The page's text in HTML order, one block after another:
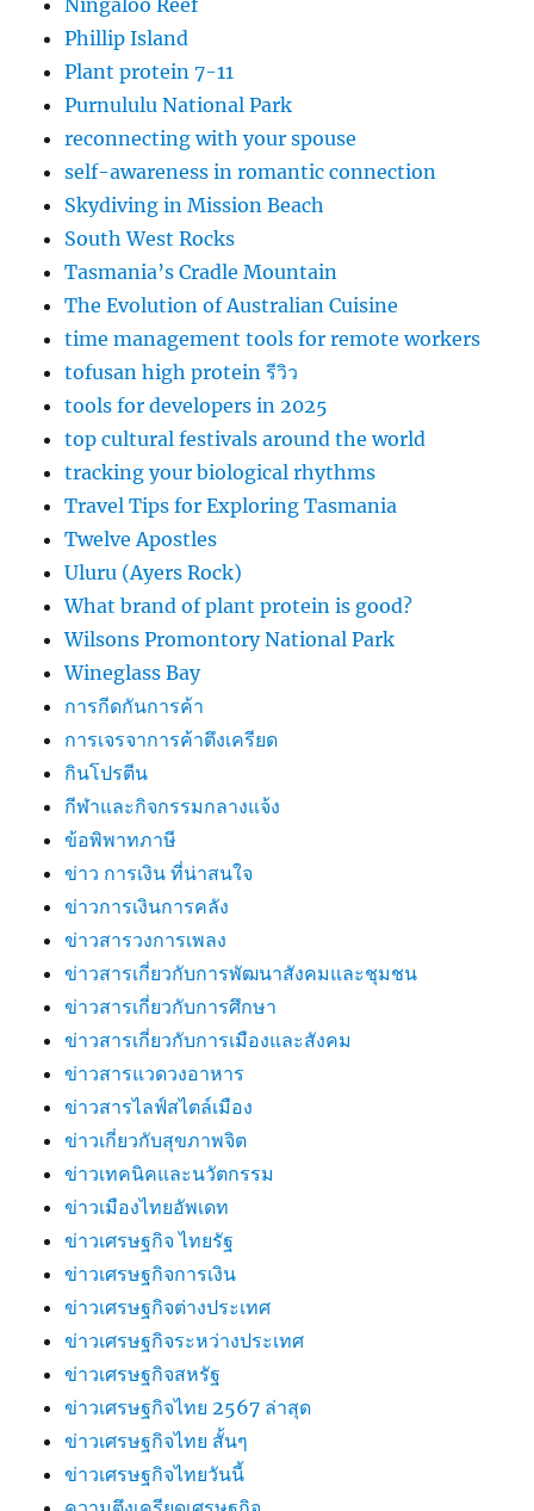
Ningaloo Reef
Phillip Island
Plant protein 7-11
Purnululu National Park
reconnecting with your spouse
self-awareness in romantic connection
Skydiving in Mission Beach
South West Rocks
Tasmania’s Cradle Mountain
The Evolution of Australian Cuisine
time management tools for remote workers
tofusan high protein รีวิว
tools for developers in 2025
top cultural festivals around the world
tracking your biological rhythms
Travel Tips for Exploring Tasmania
Twelve Apostles
Uluru (Ayers Rock)
What brand of plant protein is good?
Wilsons Promontory National Park
Wineglass Bay
การกีดกันการค้า
การเจรจาการค้าตึงเครียด
กินโปรตีน
กีฬาและกิจกรรมกลางแจ้ง
ข้อพิพาทภาษี
ข่าว การเงิน ที่น่าสนใจ
ข่าวการเงินการคลัง
ข่าวสารวงการเพลง
ข่าวสารเกี่ยวกับการพัฒนาสังคมและชุมชน
ข่าวสารเกี่ยวกับการศึกษา
ข่าวสารเกี่ยวกับการเมืองและสังคม
ข่าวสารแวดวงอาหาร
ข่าวสารไลฟ์สไตล์เมือง
ข่าวเกี่ยวกับสุขภาพจิต
ข่าวเทคนิคและนวัตกรรม
ข่าวเมืองไทยอัพเดท
ข่าวเศรษฐกิจ ไทยรัฐ
ข่าวเศรษฐกิจการเงิน
ข่าวเศรษฐกิจต่างประเทศ
ข่าวเศรษฐกิจระหว่างประเทศ
ข่าวเศรษฐกิจสหรัฐ
ข่าวเศรษฐกิจไทย 2567 ล่าสุด
ข่าวเศรษฐกิจไทย สั้นๆ
ข่าวเศรษฐกิจไทยวันนี้